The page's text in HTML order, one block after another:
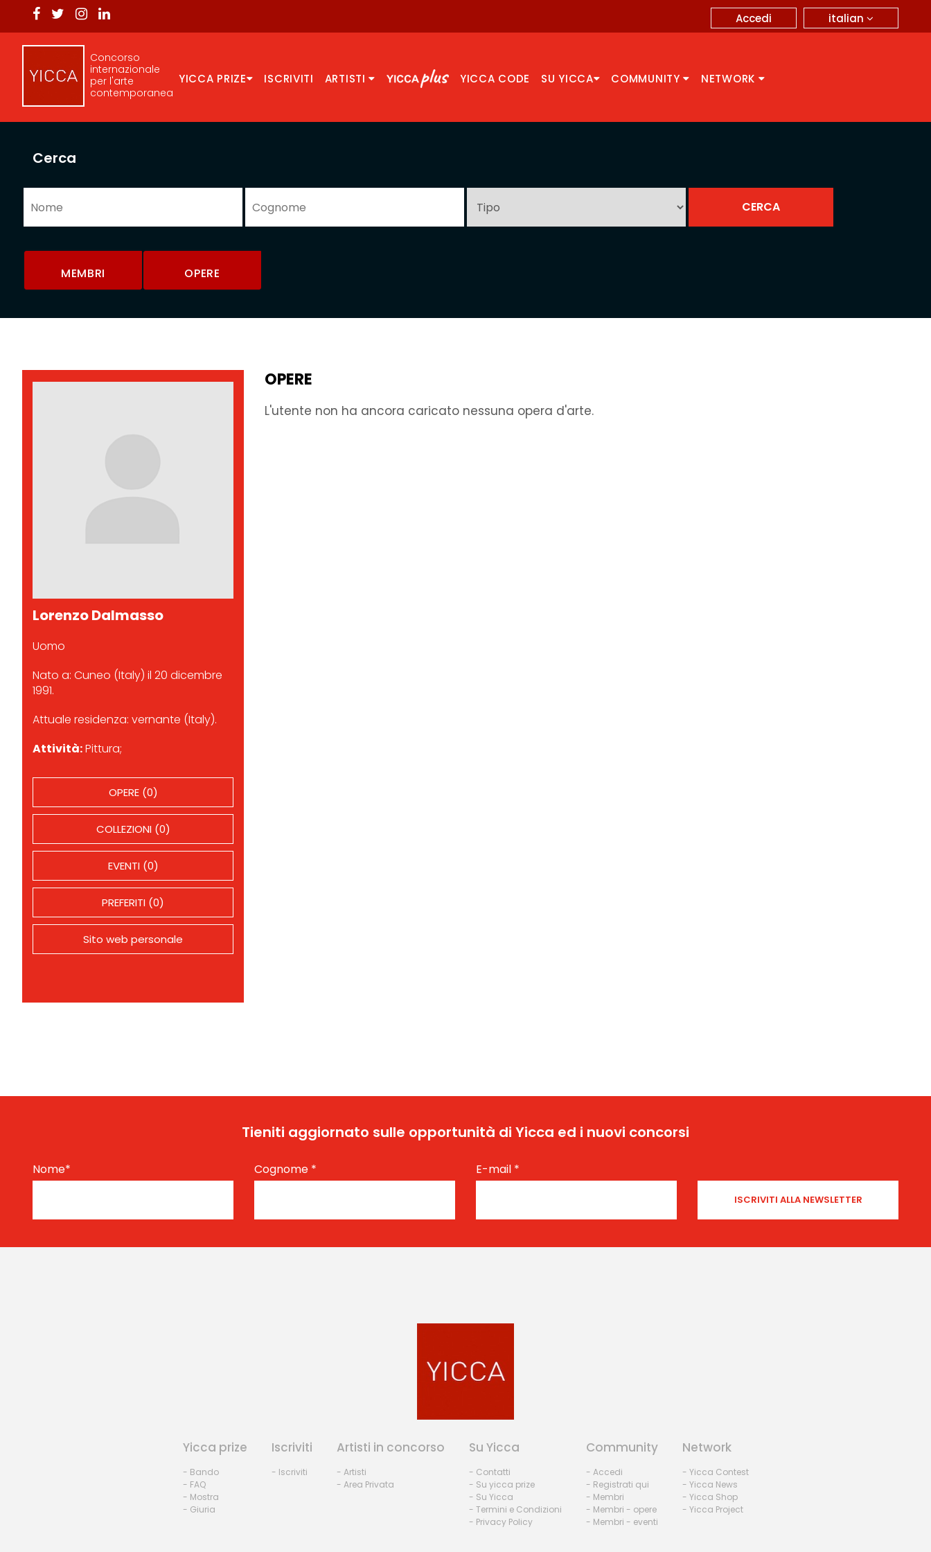
italian
Accedi
Concorso
internazionale
per l'arte
contemporanea
YICCA PRIZE ISCRIVITI ARTISTI YICCA CODE SU YICCA COMMUNITY NETWORK
Cerca
MEMBRI OPERE
Lorenzo Dalmasso
Uomo
Nato a: Cuneo (Italy) il 20 dicembre
1991.
Attuale residenza: vernante (Italy).
Attività:Pittura;
OPERE (0)
COLLEZIONI (0)
EVENTI (0)
PREFERITI (0)
Sito web personale
OPERE
L'utente non ha ancora caricato nessuna opera d'arte.
Tieniti aggiornato sulle opportunità di Yicca ed i nuovi concorsi
Nome* Cognome * E-mail *
Yicca prize
- Bando
- FAQ
- Mostra
- Giuria
Iscriviti
- Iscriviti
Artisti in concorso
- Artisti
- Area Privata
Su Yicca
- Contatti
- Su yicca prize
- Su Yicca
- Termini e Condizioni
- Privacy Policy
Community
- Accedi
- Registrati qui
- Membri
- Membri - opere
- Membri - eventi
Network
- Yicca Contest
- Yicca News
- Yicca Shop
- Yicca Project